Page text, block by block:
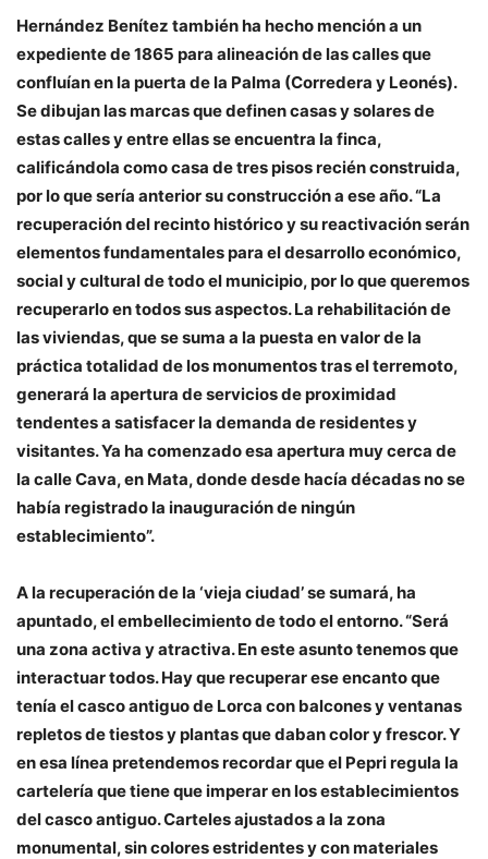
Hernández Benítez también ha hecho mención a un
expediente de 1865 para alineación de las calles que
confluían en la puerta de la Palma (Corredera y Leonés).
Se dibujan las marcas que definen casas y solares de
estas calles y entre ellas se encuentra la finca,
calificándola como casa de tres pisos recién construida,
por lo que sería anterior su construcción a ese año. “La
recuperación del recinto histórico y su reactivación serán
elementos fundamentales para el desarrollo económico,
social y cultural de todo el municipio, por lo que queremos
recuperarlo en todos sus aspectos. La rehabilitación de
las viviendas, que se suma a la puesta en valor de la
práctica totalidad de los monumentos tras el terremoto,
generará la apertura de servicios de proximidad
tendentes a satisfacer la demanda de residentes y
visitantes. Ya ha comenzado esa apertura muy cerca de
la calle Cava, en Mata, donde desde hacía décadas no se
había registrado la inauguración de ningún
establecimiento”.
A la recuperación de la ‘vieja ciudad’ se sumará, ha
apuntado, el embellecimiento de todo el entorno. “Será
una zona activa y atractiva. En este asunto tenemos que
interactuar todos. Hay que recuperar ese encanto que
tenía el casco antiguo de Lorca con balcones y ventanas
repletos de tiestos y plantas que daban color y frescor. Y
en esa línea pretendemos recordar que el Pepri regula la
cartelería que tiene que imperar en los establecimientos
del casco antiguo. Carteles ajustados a la zona
monumental, sin colores estridentes y con materiales